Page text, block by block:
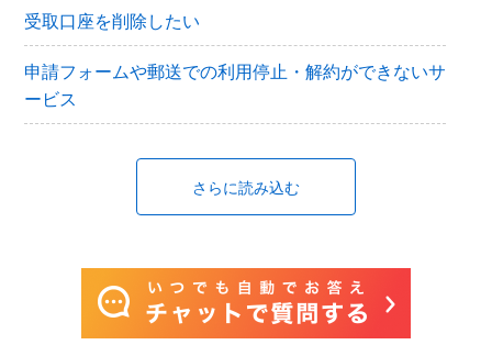
受取口座を削除したい
申請フォームや郵送での利用停止・解約ができないサ
ービス
さらに読み込む